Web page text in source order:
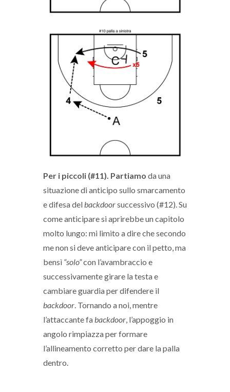
Per i piccoli (#11). Partiamo da una
situazione di anticipo sullo smarcamento
e difesa del backdoorsuccessivo (#12). Su
come anticipare si aprirebbe un capitolo
molto lungo: mi limito a dire che secondo
me non si deve anticipare con il petto, ma
bensì “solo”con l’avambraccio e
successivamente girare la testa e
cambiare guardia per difendere il
backdoor . Tornando a noi, mentre
l’attaccante fa backdoor , l’appoggio in
angolo rimpiazza per formare
l’allineamento corretto per dare la palla
dentro.